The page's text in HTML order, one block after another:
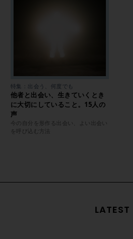
特集：出会う、何度でも
他者と出会い、生きていくとき
に大切にしていること。15人の
声
今の自分を形作る出会い、よい出会い
を呼び込む方法
LATEST